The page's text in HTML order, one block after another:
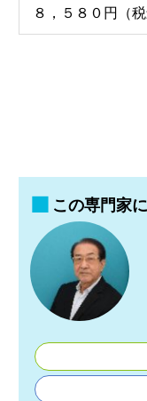
８，５８０円（
この専門家